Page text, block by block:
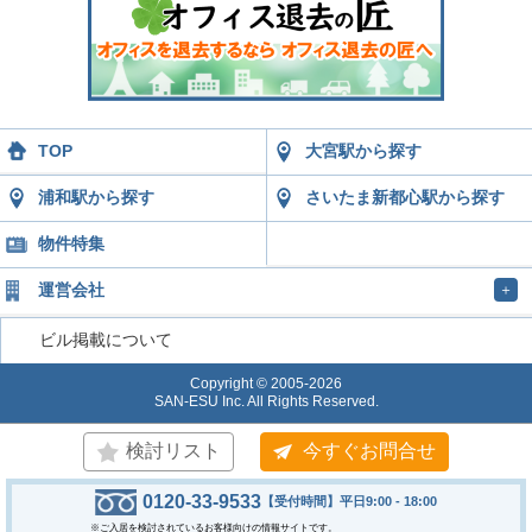
検討リスト 今すぐお問合せ
0120-33-9533 【受付時間】平日9:00 - 18:00
※ご入居を検討されているお客様向けの情報サイトです。
TOP 大宮駅から探す
浦和駅から探す さいたま新都心駅から探す
物件特集
運営会社 ＋
ビル掲載について
Copyright © 2005-2026
SAN-ESU Inc. All Rights Reserved.